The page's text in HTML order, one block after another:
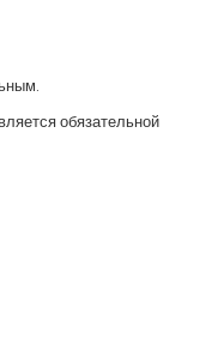
обязательной